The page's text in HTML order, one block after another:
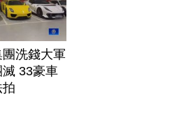
洗錢大軍
33豪車